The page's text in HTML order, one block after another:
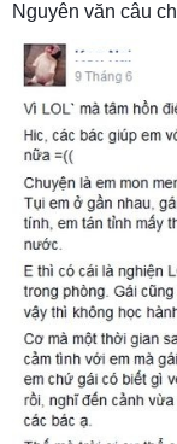
Nguyên văn câu